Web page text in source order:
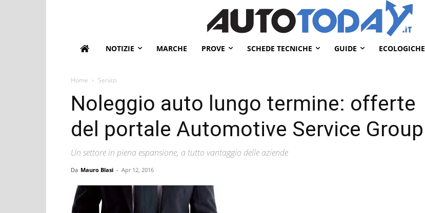
NOTIZIE MARCHE PROVE SCHEDE TECNICHE GUIDE ECOLOGICHE
Home Servizi
Noleggio auto lungo termine: offerte
del portale Automotive Service Group
Un settore in piena espansione, a tutto vantaggio delle aziende
Da Mauro Blasi - Apr 12, 2016